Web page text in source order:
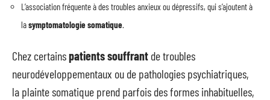
L’association fréquente à des troubles anxieux ou dépressifs, qui s’ajoutent à
lasymptomatologie somatique
Chez certainspatients souffrant de troubles
neurodéveloppementaux ou de pathologies psychiatriques,
la plainte somatique prend parfois des formes inhabituelles,